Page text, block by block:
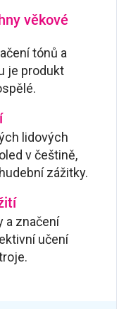
věkové
tónů a
je produkt
lidových
v češtině,
zážitky.
a značení
učení